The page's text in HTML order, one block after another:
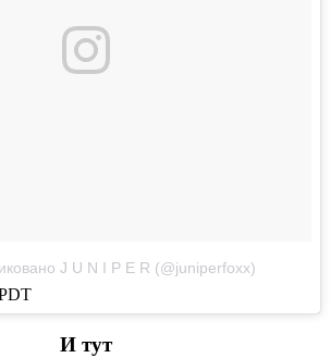
J U N I P E R (@juniperfoxx)
И тут